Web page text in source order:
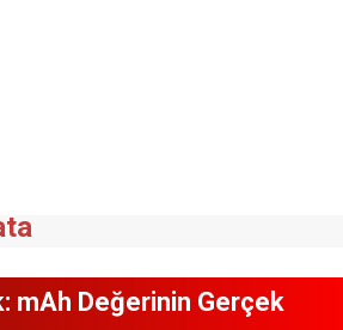
mAh Değerinin Gerçek